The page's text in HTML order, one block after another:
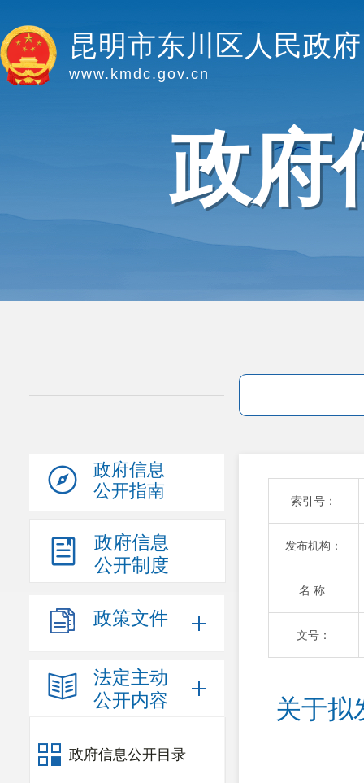
昆明市东川区人民政府
www.kmdc.gov.cn
政府
政府信息
公开指南
政府信息
公开制度
政策文件
法定主动
公开内容
政府信息公开目录
索引号：
发布机构：
名 称:
文号：
关于拟